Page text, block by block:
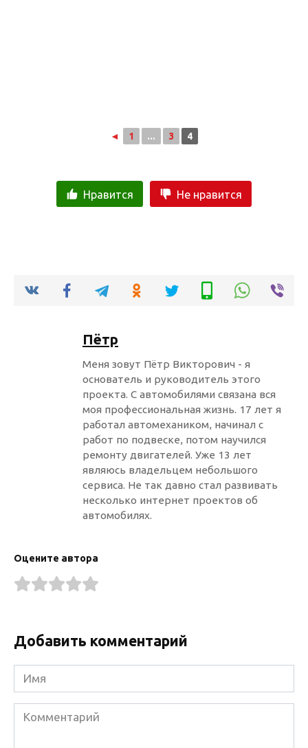
◄ 1 ... 3 4
Нравится Не нравится
Пётр
Меня зовут Пётр Викторович - я
основатель и руководитель этого
проекта. С автомобилями связана вся
моя профессиональная жизнь. 17 лет я
работал автомехаником, начинал с
работ по подвеске, потом научился
ремонту двигателей. Уже 13 лет
являюсь владельцем небольшого
сервиса. Не так давно стал развивать
несколько интернет проектов об
автомобилях.
Оцените автора
Добавить комментарий
Имя
Комментарий